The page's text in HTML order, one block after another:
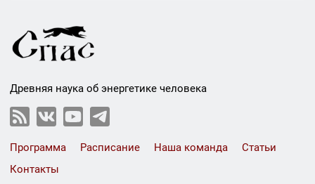
Древняя наука об энергетике человека
Программа Расписание Наша команда
Статьи
Контакты